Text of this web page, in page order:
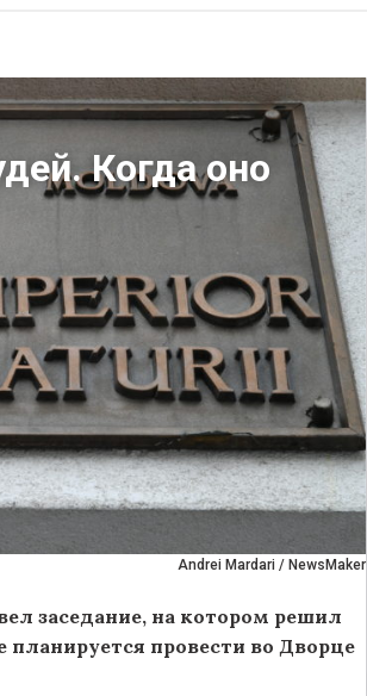
Andrei Mardari / NewsMaker
Когда оно
заседание, на котором решил
планируется провести во Дворце